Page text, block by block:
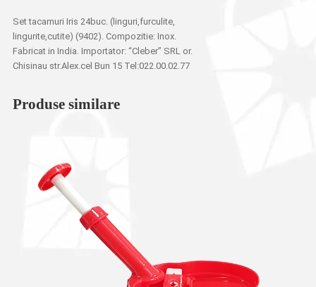
Set tacamuri Iris 24buc. (linguri,furculite,
lingurite,cutite) (9402). Compozitie: Inox.
Fabricat in India. Importator: “Cleber” SRL or.
Chisinau str.Alex.cel Bun 15 Tel:022.00.02.77
Produse similare